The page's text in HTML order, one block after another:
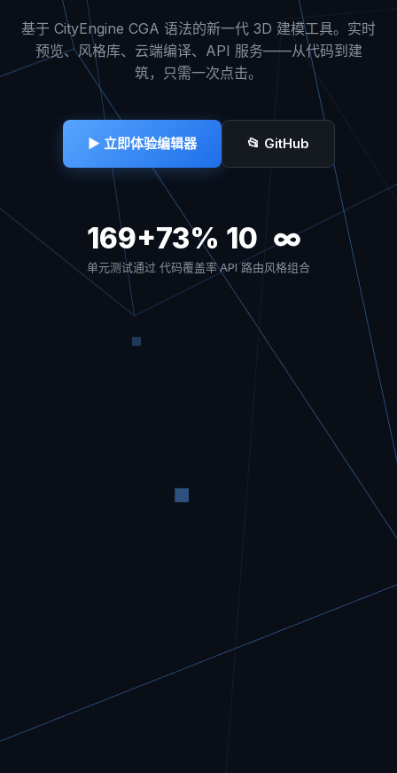
基于 CityEngine CGA 语法的新一代 3D 建模工具。实时
预览、风格库、云端编译、API 服务——从代码到建
筑，只需一次点击。
▶ 立即体验编辑器 📂 GitHub
169+
单元测试通过
73%
代码覆盖率
10
API 路由
∞
风格组合